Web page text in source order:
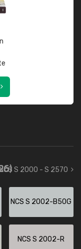
S 2000 - S 2570
NCS S 2002-B50G
NCS S 2002-R